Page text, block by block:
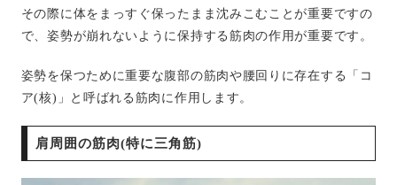
その際に体をまっすぐ保ったまま沈みこむことが重要ですの
で、姿勢が崩れないように保持する筋肉の作用が重要です。
姿勢を保つために重要な腹部の筋肉や腰回りに存在する「コ
ア(核)」と呼ばれる筋肉に作用します。
肩周囲の筋肉(特に三角筋)